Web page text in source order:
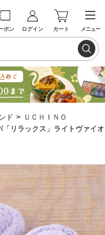
ポン ログイン カート メニュー
ド
ＵＣＨＩＮＯ
リラックス」ライトヴァイオ